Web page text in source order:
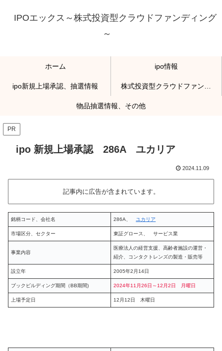
IPOエックス～株式投資型クラウドファンディング
～
ホーム ipo情報
ipo新規上場承認、抽選情報
物品抽選情報、その他
PR
ipo 新規上場承認 286A ユカリア
2024.11.09
記事内に広告が含まれています。
銘柄コード、会社名 286A、 ユカリア
市場区分、セクター 東証グロース、 サービス業
事業内容
医療法人の経営支援、高齢者施設の運営・
紹介、コンタクトレンズの製造・販売等
設立年 2005年2月14日
ブックビルディング期間（BB期間) 2024年11月26日～12月2日 月曜日
上場予定日 12月12日 木曜日